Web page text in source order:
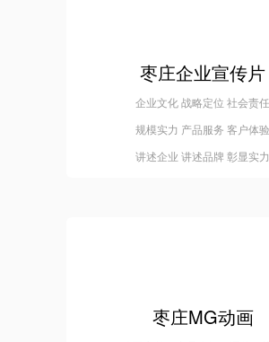
枣庄企业宣传片
企业文化 战略定位 社会责任
规模实力 产品服务 客户体验
讲述企业 讲述品牌 彰显实力
枣庄MG动画